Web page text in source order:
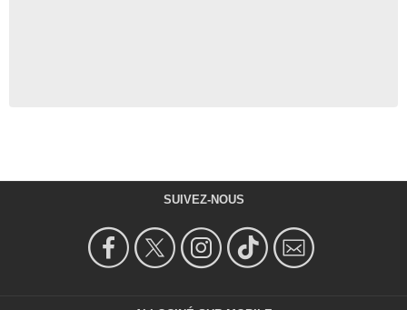
SUIVEZ-NOUS